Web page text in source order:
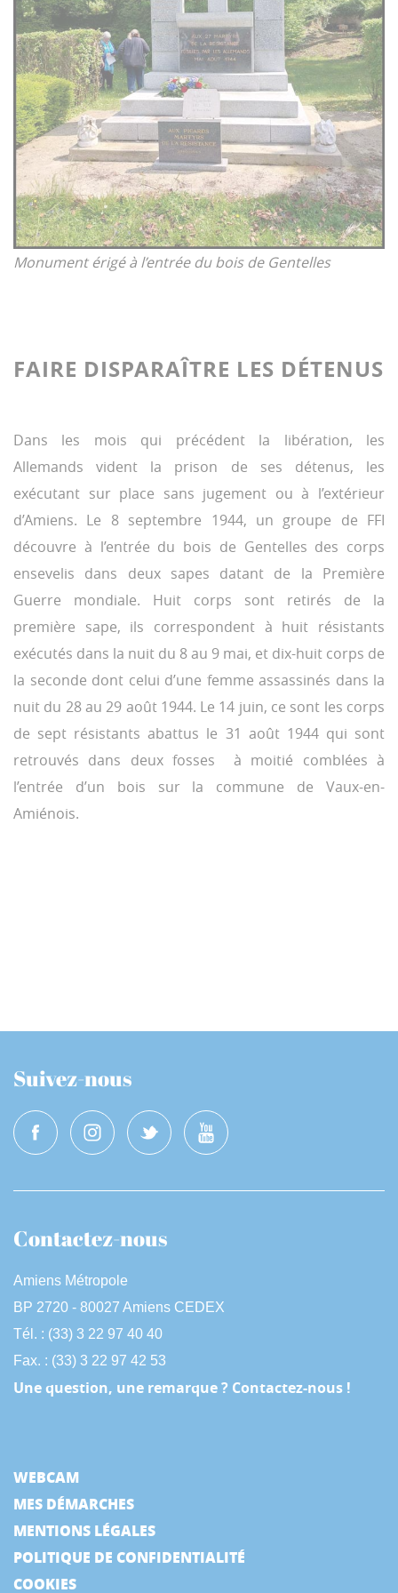
Monument érigé à l’entrée du bois de Gentelles
FAIRE DISPARAÎTRE LES DÉTENUS
Dans les mois qui précédent la libération, les
Allemands vident la prison de ses détenus, les
exécutant sur place sans jugement ou à l’extérieur
d’Amiens. Le 8 septembre 1944, un groupe de FFI
découvre à l’entrée du bois de Gentelles des corps
ensevelis dans deux sapes datant de la Première
Guerre mondiale. Huit corps sont retirés de la
première sape, ils correspondent à huit résistants
exécutés dans la nuit du 8 au 9 mai, et dix-huit corps de
la seconde dont celui d’une femme assassinés dans la
nuit du 28 au 29 août 1944. Le 14 juin, ce sont les corps
de sept résistants abattus le 31 août 1944 qui sont
retrouvés dans deux fosses à moitié comblées à
l’entrée d’un bois sur la commune de Vaux-en-
Amiénois.
Suivez-nous
Contactez-nous
Amiens Métropole
BP 2720 - 80027 Amiens CEDEX
Tél. : (33) 3 22 97 40 40
Fax. : (33) 3 22 97 42 53
Une question, une remarque ? Contactez-nous !
WEBCAM
MES DÉMARCHES
MENTIONS LÉGALES
POLITIQUE DE CONFIDENTIALITÉ
COOKIES